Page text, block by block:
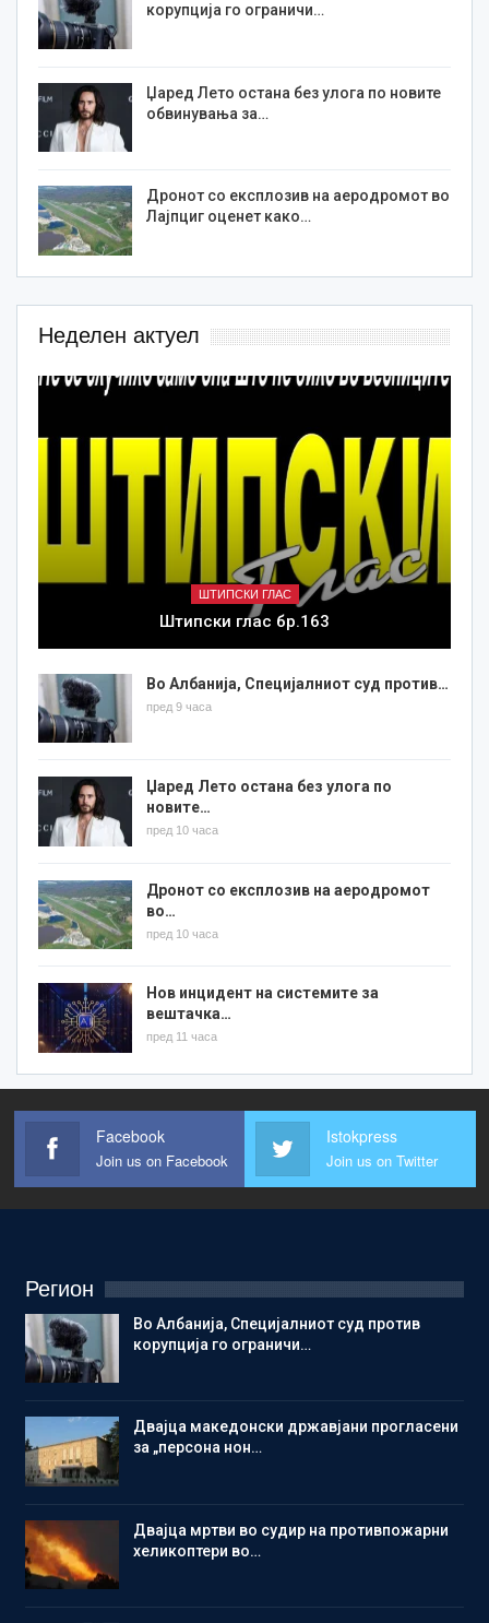
корупција го ограничи…
Џаред Лето остана без улога по новите
обвинувања за…
Дронот со експлозив на аеродромот во
Лајпциг оценет како…
Неделен актуел
ШТИПСКИ ГЛАС
Штипски глас бр.163
Во Албанија, Специјалниот суд против…
пред 9 часа
Џаред Лето остана без улога по
новите…
пред 10 часа
Дронот со експлозив на аеродромот
во…
пред 10 часа
Нов инцидент на системите за
вештачка…
пред 11 часа
Facebook
Join us on Facebook
Istokpress
Join us on Twitter
Регион
Во Албанија, Специјалниот суд против
корупција го ограничи…
Двајца македонски државјани прогласени
за „персона нон…
Двајца мртви во судир на противпожарни
хеликоптери во…